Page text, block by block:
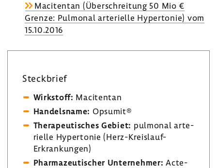
Maci­tentan (Über­schrei­tung 50 Mio €
Grenze: Pulmonal arte­ri­elle Hyper­tonie) vom
15.10.2016
Steck­brief
Wirk­stoff: Maci­tentan
Handels­name: Opsumit®
Thera­peu­ti­sches Gebiet: pulmonal arte­
ri­elle Hyper­tonie (Herz-​Kreislauf-
Erkrankungen)
Phar­ma­zeu­ti­scher Unter­nehmer: Acte­